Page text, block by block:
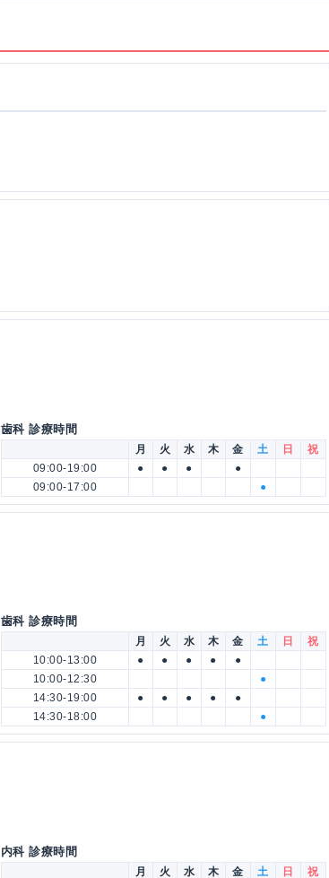
歯科 診療時間
月 火 水 木 金 土 日
祝
09:00-19:00
● ● ●
●
09:00-17:00
●
歯科 診療時間
月 火 水 木 金 土 日
祝
10:00-13:00
● ● ● ●
●
10:00-12:30
●
14:30-19:00
● ● ● ●
●
14:30-18:00
●
内科 診療時間
月 火 水 木 金 土 日
祝